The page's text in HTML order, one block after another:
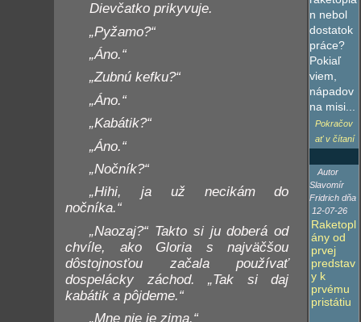
Dievčatko prikyvuje.
„Pyžamo?“
„Áno.“
„Zubnú kefku?“
„Áno.“
„Kabátik?“
„Áno.“
„Nočník?“
„Hihi, ja už necikám do
nočníka.“
„Naozaj?“ Takto si ju doberá od
chvíle, ako Gloria s najväčšou
dôstojnosťou začala používať
dospelácky záchod. „Tak si daj
kabátik a pôjdeme.“
„Mne nie je zima.“
n nebol
dostatok
práce?
Pokiaľ
viem,
nápadov
na misi...
Pokračov
ať v čítaní
Autor
Slavomír
Fridrich dňa
12-07-26
Raketopl
ány od
prvej
predstav
y k
prvému
pristátiu